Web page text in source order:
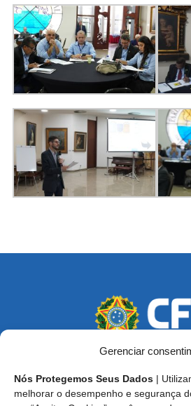
Gerenciar
Nós Protegemos Seus Dados |
melhorar o desempenho e segurança
Endereço: SCS, Quadra 02, Bloco D,
9º Andar CEP 70.316-900 - Brasília/